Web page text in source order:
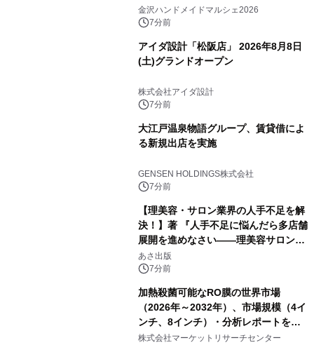
10/4(日)開催
金沢ハンドメイドマルシェ2026
7分前
アイダ設計「松阪店」 2026年8月8日
(土)グランドオープン
株式会社アイダ設計
7分前
大江戸温泉物語グループ、賃貸借によ
る新規出店を実施
GENSEN HOLDINGS株式会社
7分前
【理美容・サロン業界の人手不足を解
決！】著 『人手不足に悩んだら多店舗
展開を進めなさい――理美容サロン
「多店舗展開」の教科書』2026年8月
24日（月）発売
あさ出版
7分前
加熱殺菌可能なRO膜の世界市場
（2026年～2032年）、市場規模（4イ
ンチ、8インチ）・分析レポートを発
表
株式会社マーケットリサーチセンター